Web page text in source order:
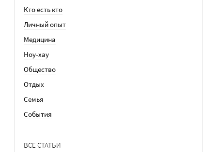
Кто есть кто
Личный опыт
Медицина
Ноу-хау
Общество
Отдых
Семья
События
ВСЕ СТАТЬИ